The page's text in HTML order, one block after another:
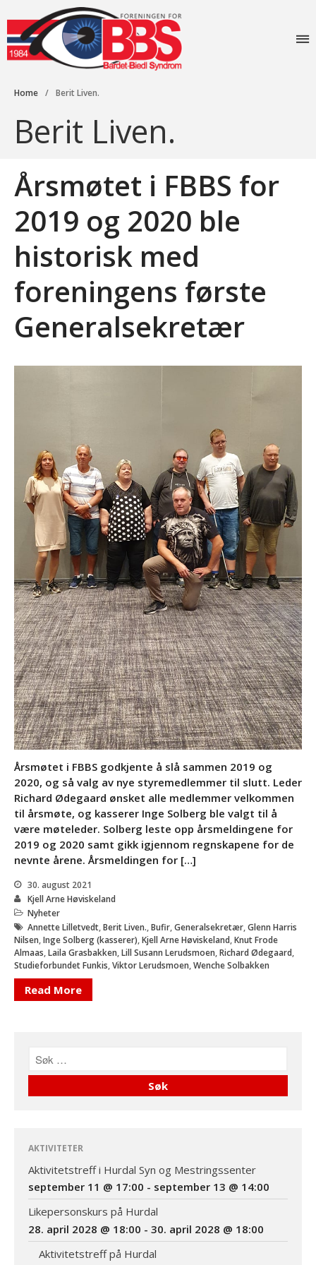
Forside
Rettigheter: Grunnstønad –
Synshjelpemidler – Lese og
sekretærhjelp – Briller +
mye mer
Senter for sjeldne
diagnoser (SSD)
Likeperson
Om oss
Bli medlem
INVITASJON TIL
AKTIVITETSTREFF
11.-13.SEPTEMBER 2026
Informasjon om kurs: Å leve
med en sjelden diagnose
(18+)
Endelig program for
Likepersonskurset
kommende helg!
Datoer for likepersonskurs
og aktivitetstreff i 2028 og
2029
God påske!
Aktivitetstreff i Hurdal Syn
og Mestringssenter
september 11 @ 17:00-
september 13 @ 14:00
Likepersonskurs på
Hurdal
28. april 2028 @ 18:00
29. september 2028 @
18:00-1. oktober 2028
@ 14:00
Se alle Hendelser
Home / Berit Liven.
Berit Liven.
Årsmøtet i FBBS for
2019 og 2020 ble
historisk med
foreningens første
Generalsekretær
Årsmøtet i FBBS godkjente å slå sammen 2019 og
2020, og så valg av nye styremedlemmer til slutt. Leder
Richard Ødegaard ønsket alle medlemmer velkommen
til årsmøte, og kasserer Inge Solberg ble valgt til å
være møteleder. Solberg leste opp årsmeldingene for
2019 og 2020 samt gikk igjennom regnskapene for de
nevnte årene. Årsmeldingen for […]
30. august 2021
Kjell Arne Høviskeland
Nyheter
Annette Lilletvedt,Berit Liven.,Bufir,Generalsekretær,Glenn Harris
Nilsen,Inge Solberg (kasserer),Kjell Arne Høviskeland,Knut Frode
Almaas,Laila Grasbakken,Lill Susann Lerudsmoen,Richard Ødegaard,
Studieforbundet Funkis,Viktor Lerudsmoen,Wenche Solbakken
Read More
AKTIVITETER
Aktivitetstreff i Hurdal Syn og Mestringssenter
september 11 @ 17:00 - september 13 @ 14:00
Likepersonskurs på Hurdal
28. april 2028 @ 18:00 - 30. april 2028 @ 18:00
Aktivitetstreff på Hurdal